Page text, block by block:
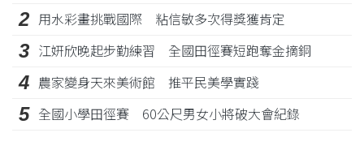
2 用水彩畫挑戰國際 粘信敏多次得獎獲肯定
3 江姸欣晚起步勤練習 全國田徑賽短跑奪金摘銅
4 農家變身天來美術館 推平民美學實踐
5 全國小學田徑賽 60公尺男女小將破大會紀錄